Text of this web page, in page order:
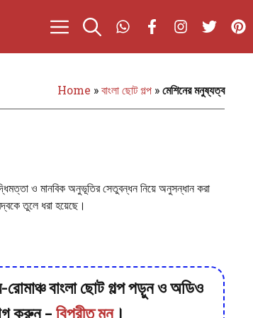
Home »বাংলা ছোট গল্প »মেশিনের মনুষ্যত্ব
ও মানবিক অনুভূতির সেতুবন্ধন নিয়ে অনুসন্ধান করা
তুলে ধরা হয়েছে।
বাংলা ছোট গল্প পড়ুন ও অডিও
করুন – বিপরীত মন।